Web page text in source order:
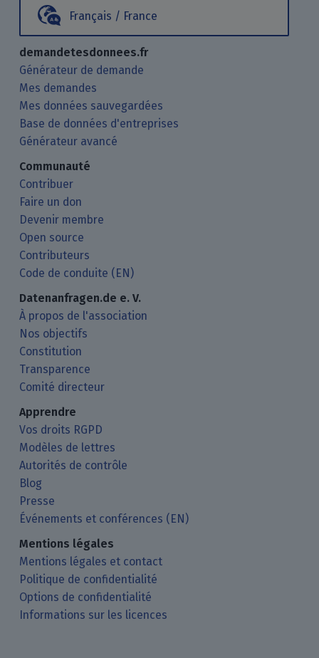
Français / France
demandetesdonnees.fr
Générateur de demande
Mes demandes
Mes données sauvegardées
Base de données d'entreprises
Générateur avancé
Communauté
Contribuer
Faire un don
Devenir membre
Open source
Contributeurs
Code de conduite (EN)
Datenanfragen.de e. V.
À propos de l'association
Nos objectifs
Constitution
Transparence
Comité directeur
Apprendre
Vos droits RGPD
Modèles de lettres
Autorités de contrôle
Blog
Presse
Événements et conférences (EN)
Mentions légales
Mentions légales et contact
Politique de confidentialité
Options de confidentialité
Informations sur les licences